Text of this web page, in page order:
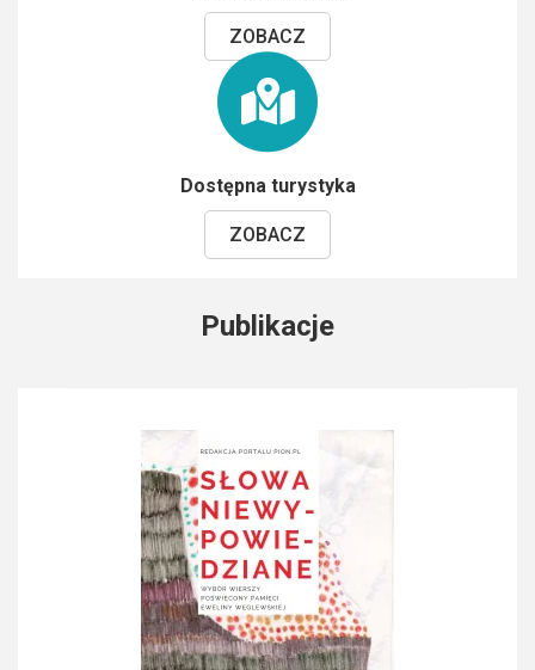
ZOBACZ
Dostępna turystyka
ZOBACZ
Publikacje